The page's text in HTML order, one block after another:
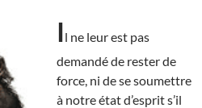
Il ne leur est pas
demandé de rester de
force, ni de se soumettre
à notre état d’esprit s’il